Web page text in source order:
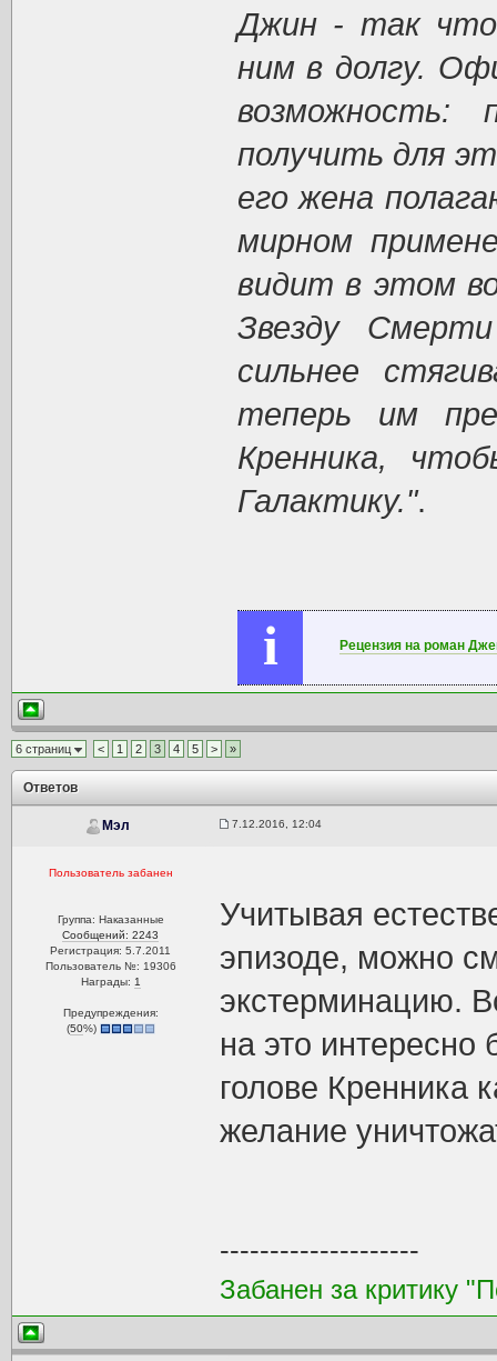
Джин - так что
ним в долгу.
возможность:
получить для
его жена
мирном
видит в этом
Звезду
сильнее
теперь им
Кренника,
Галактику.".
i Рецензия на роман
6 страниц < 1 2 3 4 5 > »
Ответов
Мэл 7.12.2016, 12:04
Пользователь забанен
Группа: Наказанные
Сообщений: 2243
Регистрация: 5.7.2011
Пользователь №: 19306
Награды: 1
Предупреждения:
(50%)
Учитывая
эпизоде, можно
экстерминацию.
на это интересно
голове Кренника
желание
--------------------
Забанен за критику